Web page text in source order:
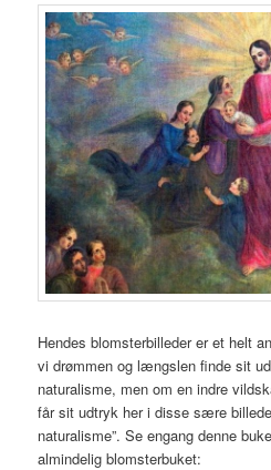
Hendes blomsterbilleder er et helt
vi drømmen og længslen finde sit
naturalisme, men om en indre
får sit udtryk her i disse sære
naturalisme”. Se engang denne
almindelig blomsterbuket: